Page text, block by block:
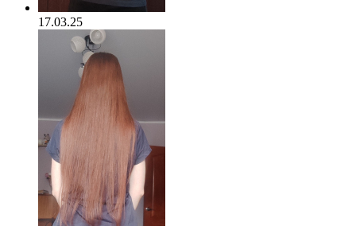
17.03.25